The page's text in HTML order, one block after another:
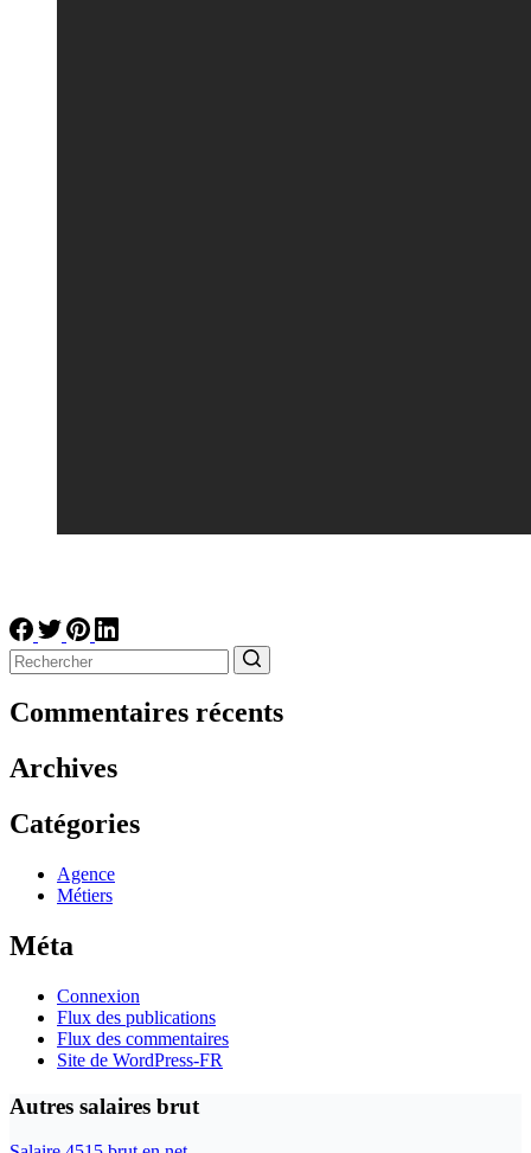
résultat
Commentaires récents
Archives
Catégories
Agence
Métiers
Méta
Connexion
Flux des publications
Flux des commentaires
Site de WordPress-FR
Autres salaires brut